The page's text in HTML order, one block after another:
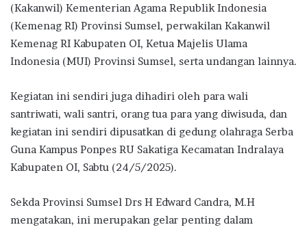
(Kakanwil) Kementerian Agama Republik Indonesia
(Kemenag RI) Provinsi Sumsel, perwakilan Kakanwil
Kemenag RI Kabupaten OI, Ketua Majelis Ulama
Indonesia (MUI) Provinsi Sumsel, serta undangan lainnya.
Kegiatan ini sendiri juga dihadiri oleh para wali
santriwati, wali santri, orang tua para yang diwisuda, dan
kegiatan ini sendiri dipusatkan di gedung olahraga Serba
Guna Kampus Ponpes RU Sakatiga Kecamatan Indralaya
Kabupaten OI, Sabtu (24/5/2025).
Sekda Provinsi Sumsel Drs H Edward Candra, M.H
mengatakan, ini merupakan gelar penting dalam